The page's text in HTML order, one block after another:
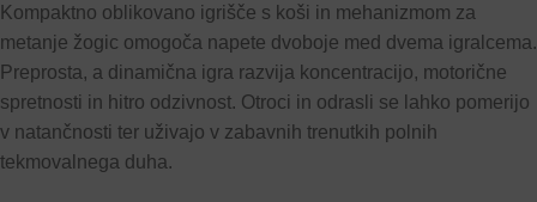
Kompaktno oblikovano igrišče s koši in mehanizmom za
metanje žogic omogoča napete dvoboje med dvema igralcema.
Preprosta, a dinamična igra razvija koncentracijo, motorične
spretnosti in hitro odzivnost. Otroci in odrasli se lahko pomerijo
v natančnosti ter uživajo v zabavnih trenutkih polnih
tekmovalnega duha.